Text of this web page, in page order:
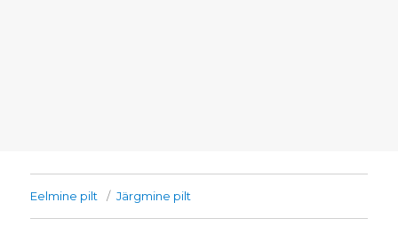
Eelmine pilt Järgmine pilt